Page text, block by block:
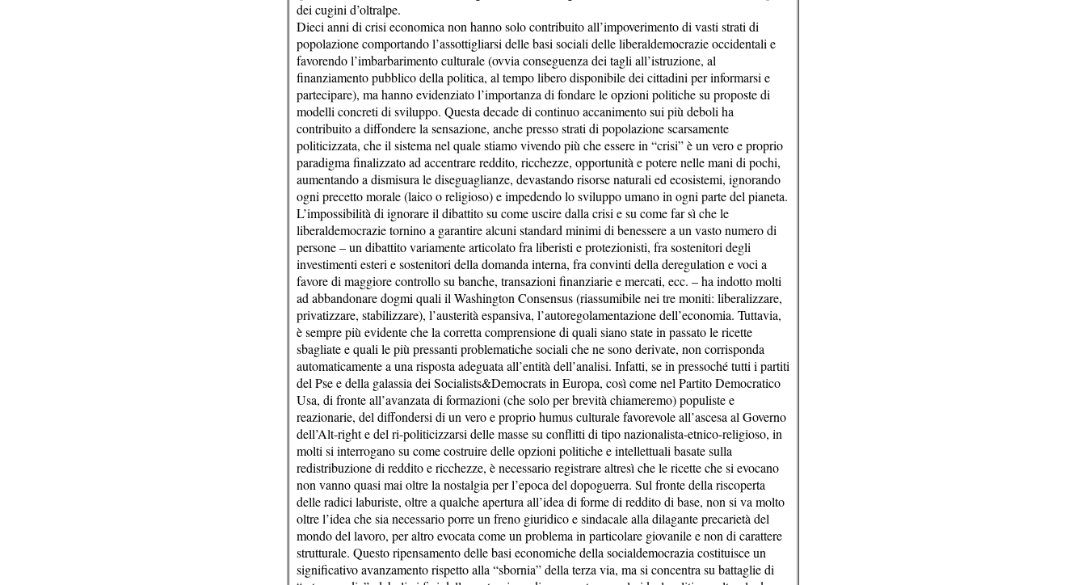
dei cugini d’oltralpe.
Dieci anni di crisi economica non hanno solo contribuito all’impoverimento di vasti strati di
popolazione comportando l’assottigliarsi delle basi sociali delle liberaldemocrazie occidentali e
favorendo l’imbarbarimento culturale (ovvia conseguenza dei tagli all’istruzione, al
finanziamento pubblico della politica, al tempo libero disponibile dei cittadini per informarsi e
partecipare), ma hanno evidenziato l’importanza di fondare le opzioni politiche su proposte di
modelli concreti di sviluppo. Questa decade di continuo accanimento sui più deboli ha
contribuito a diffondere la sensazione, anche presso strati di popolazione scarsamente
politicizzata, che il sistema nel quale stiamo vivendo più che essere in “crisi” è un vero e proprio
paradigma finalizzato ad accentrare reddito, ricchezze, opportunità e potere nelle mani di pochi,
aumentando a dismisura le diseguaglianze, devastando risorse naturali ed ecosistemi, ignorando
ogni precetto morale (laico o religioso) e impedendo lo sviluppo umano in ogni parte del pianeta.
L’impossibilità di ignorare il dibattito su come uscire dalla crisi e su come far sì che le
liberaldemocrazie tornino a garantire alcuni standard minimi di benessere a un vasto numero di
persone – un dibattito variamente articolato fra liberisti e protezionisti, fra sostenitori degli
investimenti esteri e sostenitori della domanda interna, fra convinti della deregulation e voci a
favore di maggiore controllo su banche, transazioni finanziarie e mercati, ecc. – ha indotto molti
ad abbandonare dogmi quali il Washington Consensus (riassumibile nei tre moniti: liberalizzare,
privatizzare, stabilizzare), l’austerità espansiva, l’autoregolamentazione dell’economia. Tuttavia,
è sempre più evidente che la corretta comprensione di quali siano state in passato le ricette
sbagliate e quali le più pressanti problematiche sociali che ne sono derivate, non corrisponda
automaticamente a una risposta adeguata all’entità dell’analisi. Infatti, se in pressoché tutti i partiti
del Pse e della galassia dei Socialists&Democrats in Europa, così come nel Partito Democratico
Usa, di fronte all’avanzata di formazioni (che solo per brevità chiameremo) populiste e
reazionarie, del diffondersi di un vero e proprio humus culturale favorevole all’ascesa al Governo
dell’Alt-right e del ri-politicizzarsi delle masse su conflitti di tipo nazionalista-etnico-religioso, in
molti si interrogano su come costruire delle opzioni politiche e intellettuali basate sulla
redistribuzione di reddito e ricchezze, è necessario registrare altresì che le ricette che si evocano
non vanno quasi mai oltre la nostalgia per l’epoca del dopoguerra. Sul fronte della riscoperta
delle radici laburiste, oltre a qualche apertura all’idea di forme di reddito di base, non si va molto
oltre l’idea che sia necessario porre un freno giuridico e sindacale alla dilagante precarietà del
mondo del lavoro, per altro evocata come un problema in particolare giovanile e non di carattere
strutturale. Questo ripensamento delle basi economiche della socialdemocrazia costituisce un
significativo avanzamento rispetto alla “sbornia” della terza via, ma si concentra su battaglie di